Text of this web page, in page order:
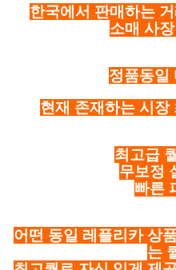
한국에서 판매하는
소매 사
정품동일
현재 존재하는 시장
최고급
무보정
빠른
어떤 동일 레플리카 상
는